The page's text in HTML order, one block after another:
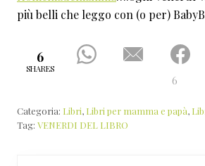
più belli che leggo con (o per)
6
SHARES
6
Categoria: Libri, Libri per mamma e papà,
Tag: VENERDI DEL LIBRO